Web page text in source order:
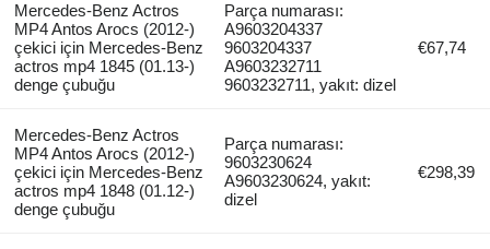
Mercedes-Benz Actros
MP4 Antos Arocs (2012-)
çekici için Mercedes-Benz
actros mp4 1845 (01.13-)
denge çubuğu
Parça numarası:
A9603204337
9603204337
A9603232711
9603232711, yakıt: dizel
€67,74
Mercedes-Benz Actros
MP4 Antos Arocs (2012-)
çekici için Mercedes-Benz
actros mp4 1848 (01.12-)
denge çubuğu
Parça numarası:
9603230624
A9603230624, yakıt:
dizel
€298,39